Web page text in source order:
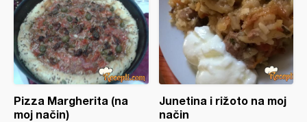
Pizza Margherita (na
moj način)
Junetina i rižoto na moj
način